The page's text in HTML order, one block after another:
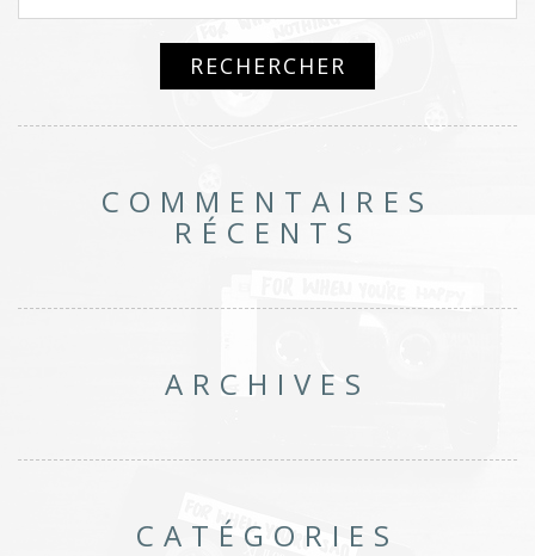
COMMENTAIRES
RÉCENTS
ARCHIVES
CATÉGORIES